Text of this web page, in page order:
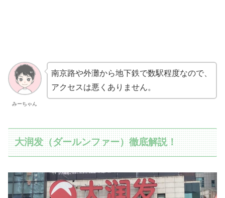
みーちゃん
南京路や外灘から地下鉄で数駅程度なので、
アクセスは悪くありません。
大润发（ダールンファー）徹底解説！